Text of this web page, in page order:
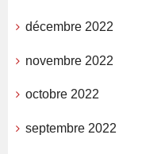
décembre 2022
novembre 2022
octobre 2022
septembre 2022